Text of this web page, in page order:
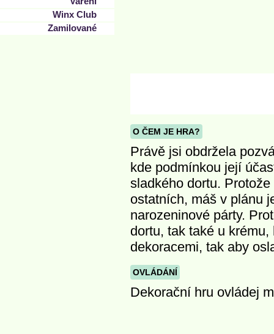
Winx Club
Zamilované
O ČEM JE HRA?
Právě jsi obdržela
kde podmínkou její
sladkého dortu.
ostatních, máš v plánu
narozeninové párty.
dortu, tak také u
dekoracemi, tak aby
OVLÁDÁNÍ
Dekorační hru ovládej